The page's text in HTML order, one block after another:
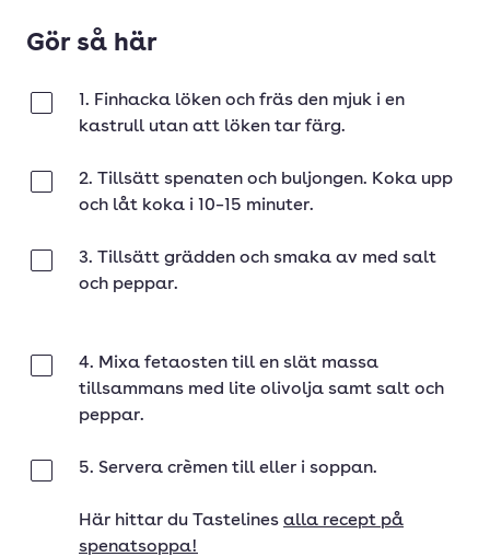
Gör så här
1. Finhacka löken och fräs den mjuk i en
kastrull utan att löken tar färg.
2. Tillsätt spenaten och buljongen. Koka upp
och låt koka i 10–15 minuter.
3. Tillsätt grädden och smaka av med salt
och peppar.
4. Mixa fetaosten till en slät massa
tillsammans med lite olivolja samt salt och
peppar.
5. Servera crèmen till eller i soppan.
Här hittar du Tastelines alla recept på
spenatsoppa!